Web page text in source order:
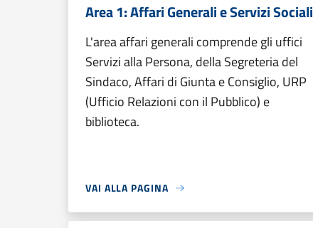
Area 1: Affari Generali e Servizi Sociali
L'area affari generali comprende gli uffici
Servizi alla Persona, della Segreteria del
Sindaco, Affari di Giunta e Consiglio, URP
(Ufficio Relazioni con il Pubblico) e
biblioteca.
VAI ALLA PAGINA